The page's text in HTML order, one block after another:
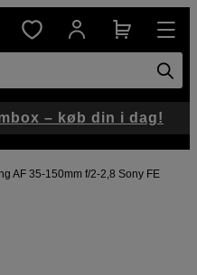
AF 35-150mm f/2-2,8 Sony FE
– køb din i dag!